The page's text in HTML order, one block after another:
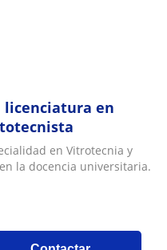
licenciatura en
en Vitrotecnia y
la docencia universitaria.